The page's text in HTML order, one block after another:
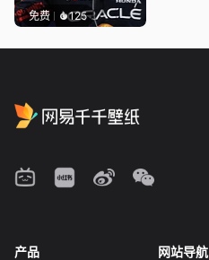
免费 125
产品 网站导航